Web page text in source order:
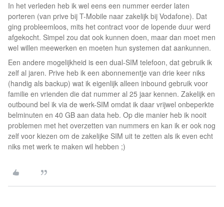
In het verleden heb ik wel eens een nummer eerder laten
porteren (van prive bij T-Mobile naar zakelijk bij Vodafone). Dat
ging probleemloos, mits het contract voor de lopende duur werd
afgekocht. Simpel zou dat ook kunnen doen, maar dan moet men
wel willen meewerken en moeten hun systemen dat aankunnen.
Een andere mogelijkheid is een dual-SIM telefoon, dat gebruik ik
zelf al jaren. Prive heb ik een abonnementje van drie keer niks
(handig als backup) wat ik eigenlijk alleen inbound gebruik voor
familie en vrienden die dat nummer al 25 jaar kennen. Zakelijk en
outbound bel ik via de werk-SIM omdat ik daar vrijwel onbeperkte
belminuten en 40 GB aan data heb. Op die manier heb ik nooit
problemen met het overzetten van nummers en kan ik er ook nog
zelf voor kiezen om de zakelijke SIM uit te zetten als ik even echt
niks met werk te maken wil hebben ;)